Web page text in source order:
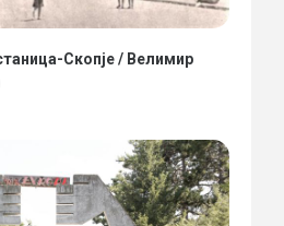
Скопје / Велимир